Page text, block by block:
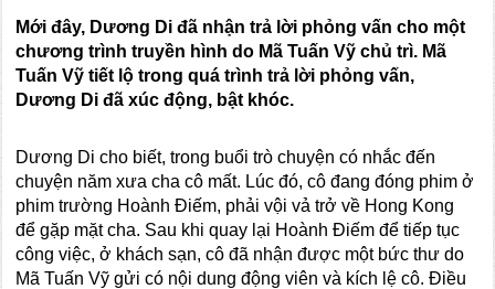
Mới đây, Dương Di đã nhận trả lời phỏng vấn cho một
chương trình truyền hình do Mã Tuấn Vỹ chủ trì. Mã
Tuấn Vỹ tiết lộ trong quá trình trả lời phỏng vấn,
Dương Di đã xúc động, bật khóc.
Dương Di cho biết, trong buổi trò chuyện có nhắc đến
chuyện năm xưa cha cô mất. Lúc đó, cô đang đóng phim ở
phim trường Hoành Điếm, phải vội vả trở về Hong Kong
để gặp mặt cha. Sau khi quay lại Hoành Điếm để tiếp tục
công việc, ở khách sạn, cô đã nhận được một bức thư do
Mã Tuấn Vỹ gửi có nội dung động viên và kích lệ cô. Điều